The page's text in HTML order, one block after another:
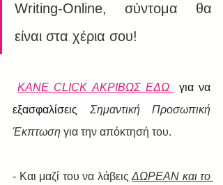
Writing-Online, σύντομα θα
είναι στα χέρια σου!
ΚΑΝΕ CLICK ΑΚΡΙΒΩΣ ΕΔΩ
για να
εξασφαλίσεις Σημαντική Προσωπική
Έκπτωση για την απόκτησή του.
- Και μαζί του να λάβεις ΔΩΡΕΑΝ και το